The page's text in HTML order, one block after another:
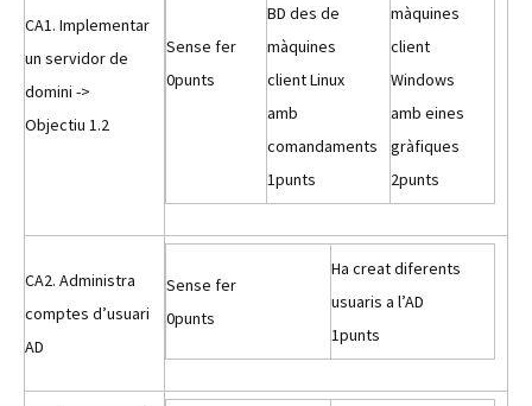
CA1. Implementar
un servidor de
domini ->
Objectiu 1.2
Sense fer
0punts
BD des de
màquines
client Linux
amb
comandaments
1punts
màquines
client
Windows
amb eines
gràfiques
2punts
CA2. Administra
comptes d’usuari
AD
Sense fer
0punts
Ha creat diferents
usuaris a l’AD
1punts